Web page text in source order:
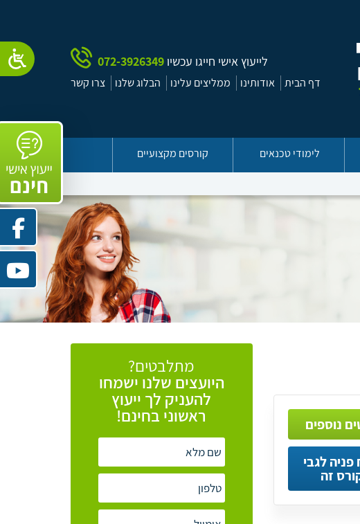
לייעוץ אישי חייגו עכשיו 072-3926349
דף הבית אודותינו ממליצים עלינו הבלוג שלנו צרו קשר
לימודי טכנאים קורסים מקצועיים
נוספים
לגבי
זה
מתלבטים?
היועצים שלנו ישמחו
להעניק לך ייעוץ
ראשוני בחינם!